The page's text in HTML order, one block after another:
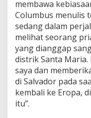
membawa
Columbus menulis
sedang dalam
melihat seorang
yang dianggap
distrik Santa
saya dan
di Salvador pada
kembali ke Eropa,
itu”.